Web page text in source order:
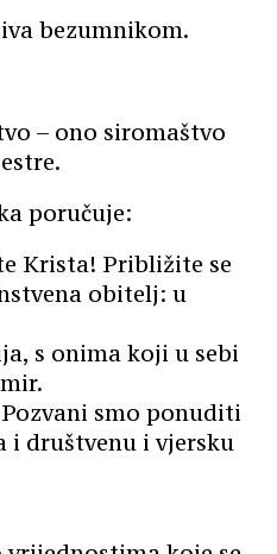
bezumnikom.
– ono siromaštvo
poručuje:
Krista! Približite se
obitelj: u
s onima koji u sebi
smo ponuditi
i društvenu i vjersku